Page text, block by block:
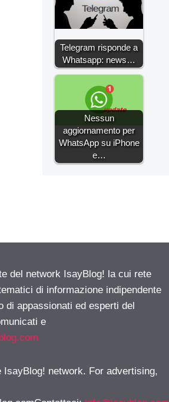
Telegram risponde a
Whatsapp: news…
Nessun
aggiornamento per
WhatsApp su iPhone
e…
del network IsayBlog! la cui rete
di informazione indipendente
di appassionati ed esperti del
e
network. For advertising,